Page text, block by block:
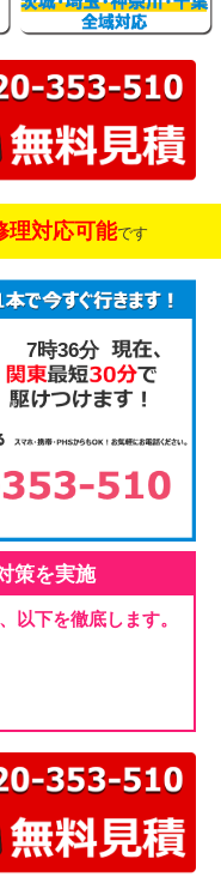
理対応可能です
7時37分
策を実施
以下を徹底します。